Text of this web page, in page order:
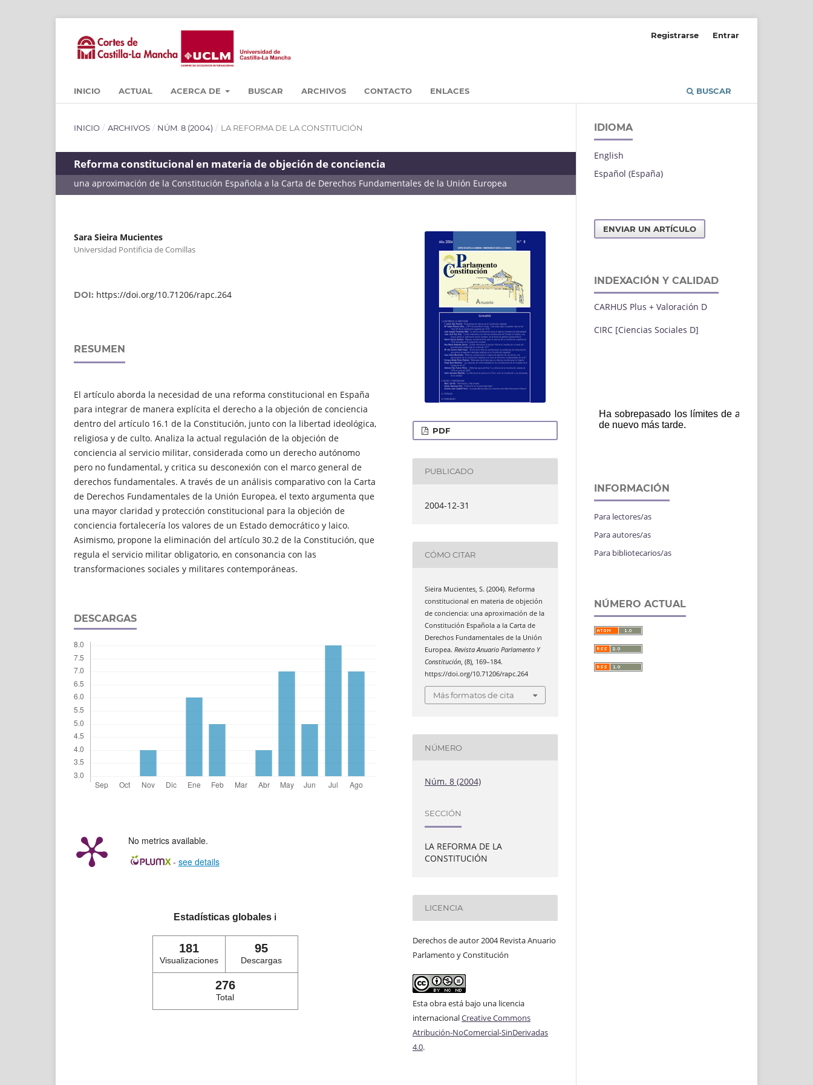
INICIO ACTUAL ACERCA DE BUSCAR ARCHIVOS CONTACTO ENLACES BUSCAR
Registrarse Entrar
INICIO / ARCHIVOS / NÚM. 8 (2004) / LA REFORMA DE LA CONSTITUCIÓN
Reforma constitucional en materia de objeción de conciencia
una aproximación de la Constitución Española a la Carta de Derechos Fundamentales de la Unión Europea
Sara Sieira Mucientes
Universidad Pontificia de Comillas
DOI: https://doi.org/10.71206/rapc.264
RESUMEN
El artículo aborda la necesidad de una reforma constitucional en España
para integrar de manera explícita el derecho a la objeción de conciencia
dentro del artículo 16.1 de la Constitución, junto con la libertad ideológica,
religiosa y de culto. Analiza la actual regulación de la objeción de
conciencia al servicio militar, considerada como un derecho autónomo
pero no fundamental, y critica su desconexión con el marco general de
derechos fundamentales. A través de un análisis comparativo con la Carta
de Derechos Fundamentales de la Unión Europea, el texto argumenta que
una mayor claridad y protección constitucional para la objeción de
conciencia fortalecería los valores de un Estado democrático y laico.
Asimismo, propone la eliminación del artículo 30.2 de la Constitución, que
regula el servicio militar obligatorio, en consonancia con las
transformaciones sociales y militares contemporáneas.
DESCARGAS
No metrics available.
- see details
Estadísticas globales ℹ️
181
Visualizaciones
95
Descargas
276
Total
PDF
PUBLICADO
2004-12-31
CÓMO CITAR
Sieira Mucientes, S. (2004). Reforma
constitucional en materia de objeción
de conciencia: una aproximación de la
Constitución Española a la Carta de
Derechos Fundamentales de la Unión
Europea.Revista Anuario Parlamento Y
Constitución, (8), 169–184.
https://doi.org/10.71206/rapc.264
Más formatos de cita
NÚMERO
Núm. 8 (2004)
SECCIÓN
LA REFORMA DE LA
CONSTITUCIÓN
LICENCIA
Derechos de autor 2004 Revista Anuario
Parlamento y Constitución
Esta obra está bajo una licencia
internacionalCreative Commons
Atribución-NoComercial-SinDerivadas
4.0.
IDIOMA
English
Español (España)
ENVIAR UN ARTÍCULO
INDEXACIÓN Y CALIDAD
CARHUS Plus + Valoración D
CIRC [Ciencias Sociales D]
INFORMACIÓN
Para lectores/as
Para autores/as
Para bibliotecarios/as
NÚMERO ACTUAL